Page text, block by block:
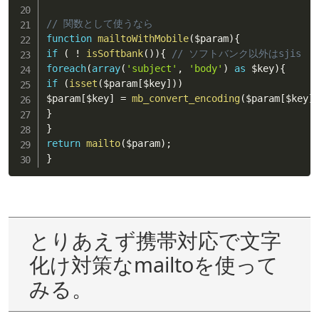
// 関数として使うなら
function mailtoWithMobile($param){
if
( ! isSoftbank( ) ){
// ソフトバンク以外はsjis
foreach(array( 'subject' , 'body' ) as $key){
if
(isset ($param [$key] ) )
$param [$key] = mb_convert_encoding($param [$key]
}
}
return mailto($param) ;
}
とりあえず携帯対応で文字
化け対策なmailtoを使って
みる。